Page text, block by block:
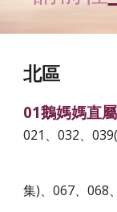
北區
01鵝媽媽直
021、032、
049、
集)、067、068